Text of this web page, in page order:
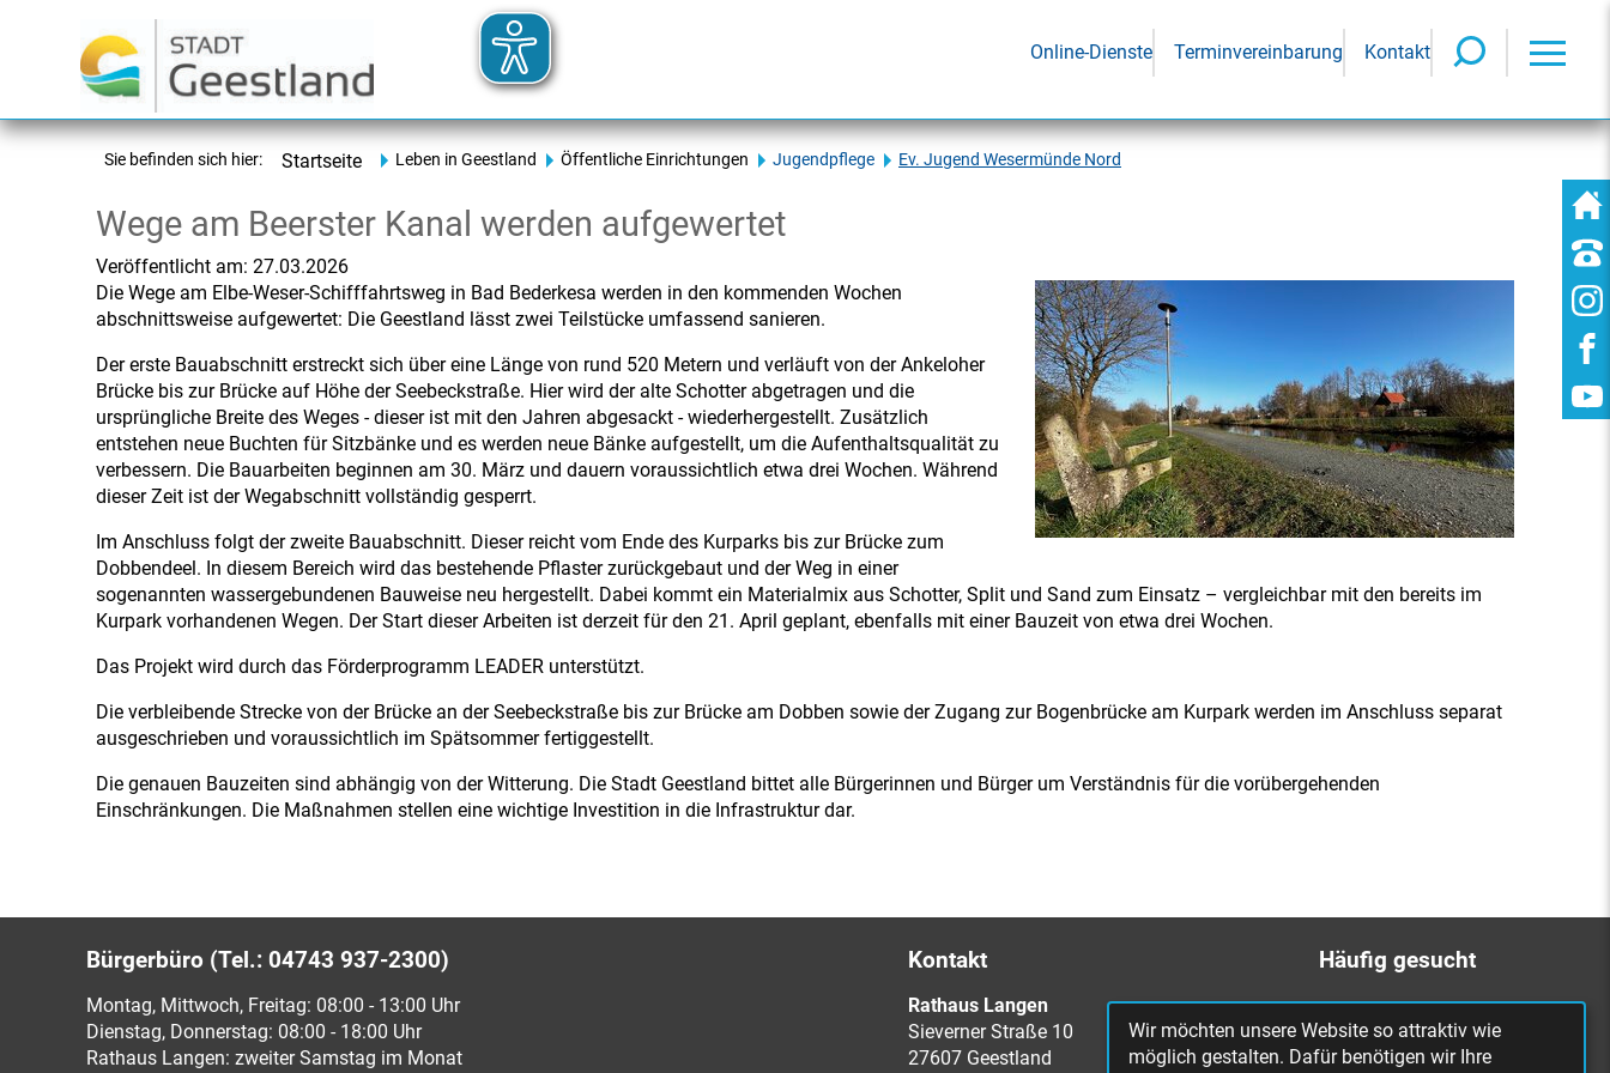
Online-Dienste Terminvereinbarung Kontakt
Sie befinden sich hier: Startseite Leben in Geestland Öffentliche Einrichtungen Jugendpflege Ev. Jugend Wesermünde Nord
Wege am Beerster Kanal werden aufgewertet
Veröffentlicht am: 27.03.2026
Die Wege am Elbe-Weser-Schifffahrtsweg in Bad Bederkesa werden in den kommenden Wochen
abschnittsweise aufgewertet: Die Geestland lässt zwei Teilstücke umfassend sanieren.
Der erste Bauabschnitt erstreckt sich über eine Länge von rund 520 Metern und verläuft von der Ankeloher
Brücke bis zur Brücke auf Höhe der Seebeckstraße. Hier wird der alte Schotter abgetragen und die
ursprüngliche Breite des Weges - dieser ist mit den Jahren abgesackt - wiederhergestellt. Zusätzlich
entstehen neue Buchten für Sitzbänke und es werden neue Bänke aufgestellt, um die Aufenthaltsqualität zu
verbessern. Die Bauarbeiten beginnen am 30. März und dauern voraussichtlich etwa drei Wochen. Während
dieser Zeit ist der Wegabschnitt vollständig gesperrt.
Im Anschluss folgt der zweite Bauabschnitt. Dieser reicht vom Ende des Kurparks bis zur Brücke zum
Dobbendeel. In diesem Bereich wird das bestehende Pflaster zurückgebaut und der Weg in einer
sogenannten wassergebundenen Bauweise neu hergestellt. Dabei kommt ein Materialmix aus Schotter, Split und Sand zum Einsatz – vergleichbar mit den bereits im
Kurpark vorhandenen Wegen. Der Start dieser Arbeiten ist derzeit für den 21. April geplant, ebenfalls mit einer Bauzeit von etwa drei Wochen.
Das Projekt wird durch das Förderprogramm LEADER unterstützt.
Die verbleibende Strecke von der Brücke an der Seebeckstraße bis zur Brücke am Dobben sowie der Zugang zur Bogenbrücke am Kurpark werden im Anschluss separat
ausgeschrieben und voraussichtlich im Spätsommer fertiggestellt.
Die genauen Bauzeiten sind abhängig von der Witterung. Die Stadt Geestland bittet alle Bürgerinnen und Bürger um Verständnis für die vorübergehenden
Einschränkungen. Die Maßnahmen stellen eine wichtige Investition in die Infrastruktur dar.
Bürgerbüro (Tel.: 04743 937-2300)
Montag, Mittwoch, Freitag: 08:00 - 13:00 Uhr
Dienstag, Donnerstag: 08:00 - 18:00 Uhr
Rathaus Langen: zweiter Samstag im Monat
Kontakt
Rathaus Langen
Sieverner Straße 10
27607 Geestland
Häufig gesucht
Bürgerbüro
Online Rathaus
Wir möchten unsere Website so attraktiv wie
möglich gestalten. Dafür benötigen wir Ihre